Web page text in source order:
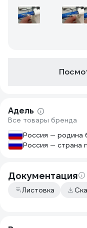
стоимость на
цена за коронку,
стоимость работ.
Адель
Все товары бренда
Россия — родина
Россия — страна
Документация
Листовка